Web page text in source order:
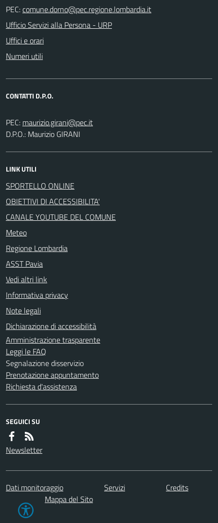
PEC:
Ufficio Servizi alla Persona - URP
Uffici e orari
Numeri utili
CONTATTI D.P.O.
PEC:
D.P.O.: Maurizio GIRANI
LINK UTILI
SPORTELLO ONLINE
OBIETTIVI DI ACCESSIBILITA'
CANALE YOUTUBE DEL COMUNE
Meteo
Regione Lombardia
ASST Pavia
Vedi altri link
Informativa privacy
Note legali
Dichiarazione di accessibilità
Amministrazione trasparente
Leggi le FAQ
Segnalazione disservizio
Prenotazione appuntamento
Richiesta d'assistenza
SEGUICI SU
Newsletter
Dati monitoraggio Servizi
Credits
Mappa del Sito